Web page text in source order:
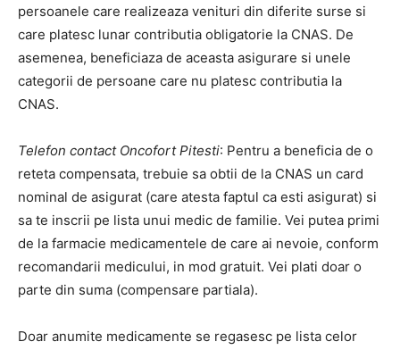
persoanele care realizeaza venituri din diferite surse si
care platesc lunar contributia obligatorie la CNAS. De
asemenea, beneficiaza de aceasta asigurare si unele
categorii de persoane care nu platesc contributia la
CNAS.
Telefon contact Oncofort Pitesti: Pentru a beneficia de o
reteta compensata, trebuie sa obtii de la CNAS un card
nominal de asigurat (care atesta faptul ca esti asigurat) si
sa te inscrii pe lista unui medic de familie. Vei putea primi
de la farmacie medicamentele de care ai nevoie, conform
recomandarii medicului, in mod gratuit. Vei plati doar o
parte din suma (compensare partiala).
Doar anumite medicamente se regasesc pe lista celor